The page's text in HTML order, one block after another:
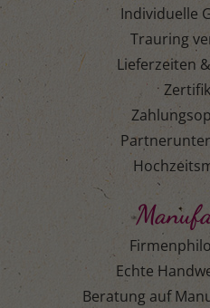
Individuelle
Trauring
Lieferzeiten
Echte
Beratung auf